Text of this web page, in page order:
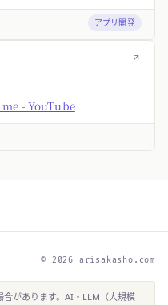
アプリ開発
↗
- YouTube
© 2026 arisakasho.com
があります。AI・LLM（大規模